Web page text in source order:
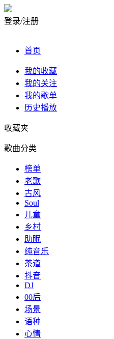
登录/注册
首页
我的收藏
我的关注
我的歌单
历史播放
收藏夹
歌曲分类
榜单
老歌
古风
Soul
儿童
乡村
助眠
纯音乐
茶道
抖音
DJ
00后
场景
语种
心情